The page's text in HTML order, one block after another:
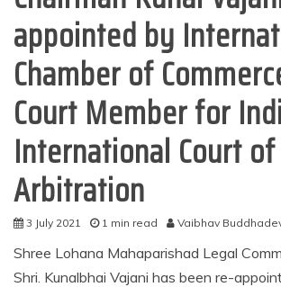
appointed by
Chamber of
Court Member for
International Court of
Arbitration
3 July 2021 1 min read Vaibhav
Shree Lohana Mahaparishad Legal
Shri. Kunalbhai Vajani has been re-